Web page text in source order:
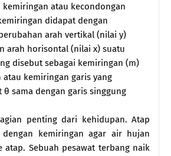
atau kecondongan
didapat dengan
arah vertikal (nilai y)
arah horisontal (nilai x) suatu
disebut sebagai kemiringan (m)
atau kemiringan garis yang
sama dengan garis singgung
penting dari kehidupan. Atap
kemiringan agar air hujan
atap. Sebuah pesawat terbang naik